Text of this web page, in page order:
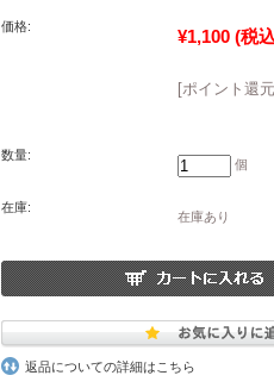
価格: ¥1,100 (税
[ポイント還
数量:
個
在庫:
在庫あり
返品についての詳細はこちら